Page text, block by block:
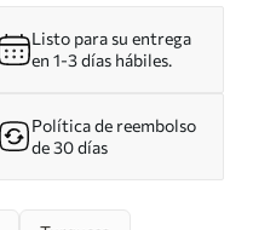
Listo para su entrega
en 1-3 días hábiles.
Política de reembolso
de 30 días